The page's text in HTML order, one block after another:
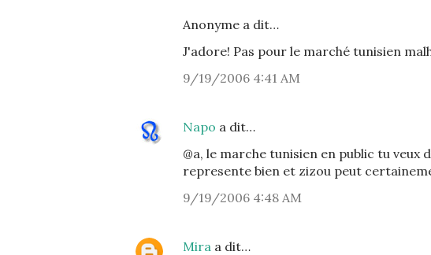
Anonyme a dit…
J'adore! Pas pour le marché tunisien
9/19/2006 4:41 AM
Napo a dit…
@a, le marche tunisien en public tu
represente bien et zizou peut
9/19/2006 4:48 AM
Mira a dit…